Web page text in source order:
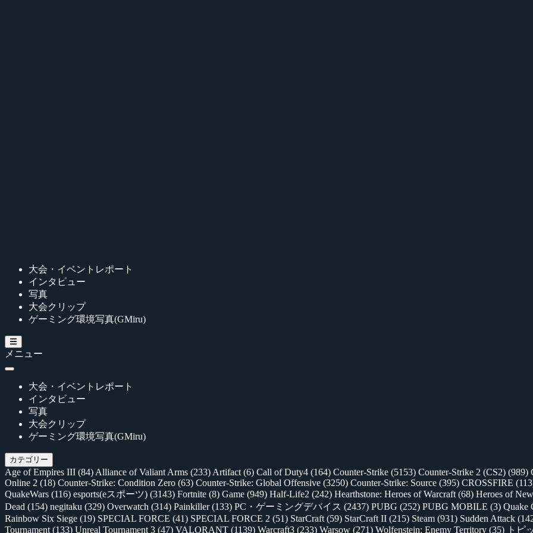
大会・イベントレポート
インタビュー
写真
大会クリップ
ゲーミング環境写真(GMiru)
メニュー
大会・イベントレポート
インタビュー
写真
大会クリップ
ゲーミング環境写真(GMiru)
カテゴリー
Age of Empires III (84) Alliance of Valiant Arms (233) Artifact (6) Call of Duty4 (164) Counter-Strike (5153) Counter-Strike 2 (CS2) (989)
Online 2 (18) Counter-Strike: Condition Zero (63) Counter-Strike: Global Offensive (3250) Counter-Strike: Source (395) CROSSFIRE
QuakeWars (116) esports(eスポーツ) (3143) Fortnite (8) Game (949) Half-Life2 (242) Hearthstone: Heroes of Warcraft (68) Heroes of
Dead (154) negitaku (329) Overwatch (314) Painkiller(133) PC・ゲーミングデバイス (2437) PUBG (252) PUBG MOBILE (3) Quake
Rainbow Six Siege (19) SPECIAL FORCE (41) SPECIAL FORCE 2 (51) StarCraft (59) StarCraft II (215) Steam (931) Sudden Attack
Tournament (133) Unreal Tournament 3 (47) VALORANT (1139) Warcraft3 (233) Warsow (271) Wolfenstein: Enemy Territory (35) トピ